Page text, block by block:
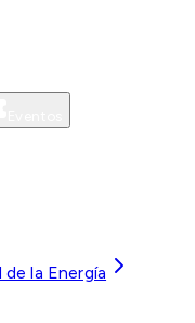
de la Energía